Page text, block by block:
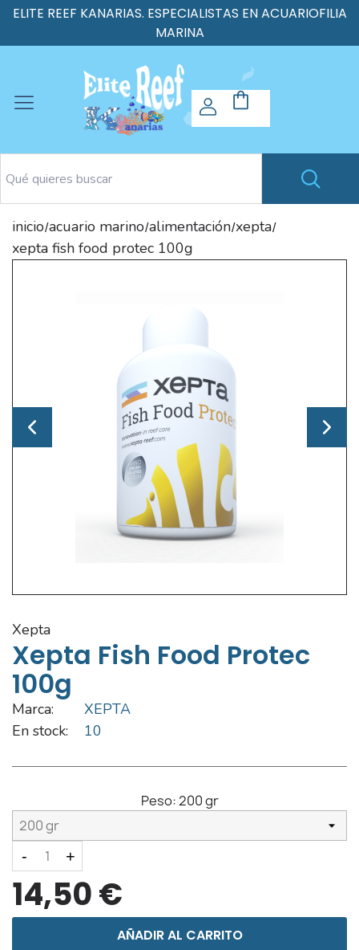
ELITE REEF KANARIAS. ESPECIALISTAS EN ACUARIOFILIA
MARINA
inicio/acuario marino/alimentación/xepta/
xepta fish food protec 100g
xepta
Xepta Fish Food Protec
100g
Marca:
XEPTA
En stock:
10
Peso:200 gr
- +
14,50 €
AÑADIR AL CARRITO